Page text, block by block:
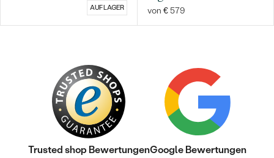
AUF LAGER von € 579
Trusted shop BewertungenGoogle Bewertungen